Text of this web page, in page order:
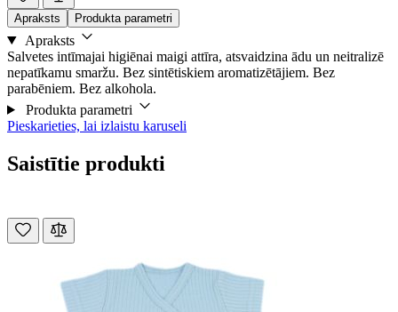
Apraksts Produkta parametri
Apraksts
Salvetes intīmajai higiēnai maigi attīra, atsvaidzina ādu un neitralizē
nepatīkamu smaržu. Bez sintētiskiem aromatizētājiem. Bez
parabēniem. Bez alkohola.
Produkta parametri
Pieskarieties, lai izlaistu karuseli
Saistītie produkti